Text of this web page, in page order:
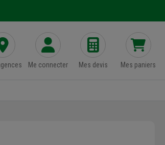
Me connecter Mes devis Mes paniers